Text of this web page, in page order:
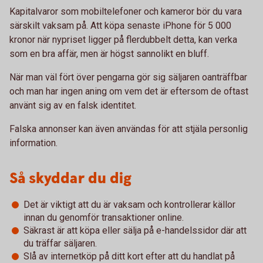
Kapitalvaror som mobiltelefoner och kameror bör du vara
särskilt vaksam på. Att köpa senaste iPhone för 5 000
kronor när nypriset ligger på flerdubbelt detta, kan verka
som en bra affär, men är högst sannolikt en bluff.
När man väl fört över pengarna gör sig säljaren oanträffbar
och man har ingen aning om vem det är eftersom de oftast
använt sig av en falsk identitet.
Falska annonser kan även användas för att stjäla personlig
information.
Så skyddar du dig
Det är viktigt att du är vaksam och kontrollerar källor
innan du genomför transaktioner online.
Säkrast är att köpa eller sälja på e-handelssidor där att
du träffar säljaren.
Slå av internetköp på ditt kort efter att du handlat på